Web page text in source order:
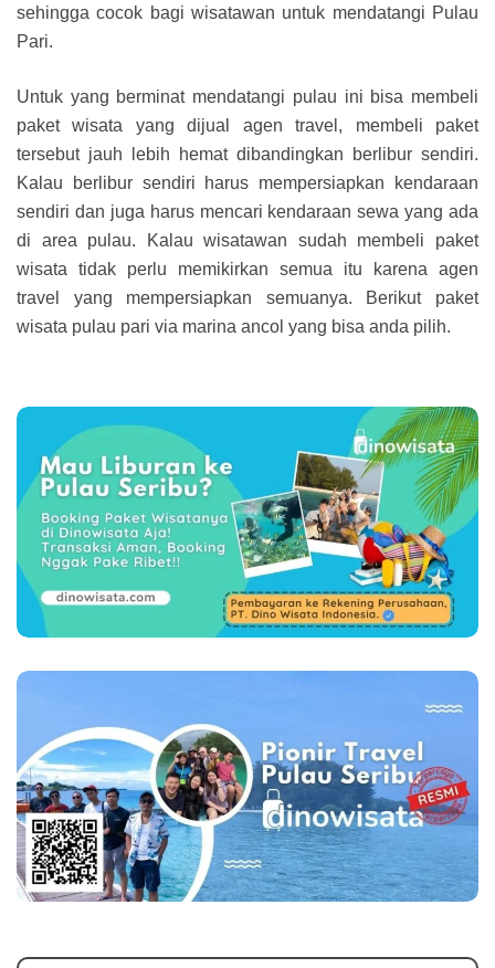
sehingga cocok bagi wisatawan untuk mendatangi Pulau
Pari.
Untuk yang berminat mendatangi pulau ini bisa membeli
paket wisata yang dijual agen travel, membeli paket
tersebut jauh lebih hemat dibandingkan berlibur sendiri.
Kalau berlibur sendiri harus mempersiapkan kendaraan
sendiri dan juga harus mencari kendaraan sewa yang ada
di area pulau. Kalau wisatawan sudah membeli paket
wisata tidak perlu memikirkan semua itu karena agen
travel yang mempersiapkan semuanya. Berikut paket
wisata pulau pari via marina ancol yang bisa anda pilih.